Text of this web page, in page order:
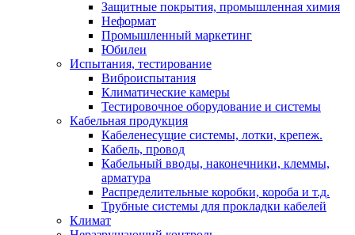
Защитные покрытия, промышленная химия
Неформат
Промышленный маркетинг
Юбилеи
Испытания, тестирование
Виброиспытания
Климатические камеры
Тестировочное оборудование и системы
Кабельная продукция
Кабеленесущие системы, лотки, крепеж.
Кабель, провод
Кабельный вводы, наконечники, клеммы,
арматура
Распределительные коробки, короба и т.д.
Трубные системы для прокладки кабелей
Климат